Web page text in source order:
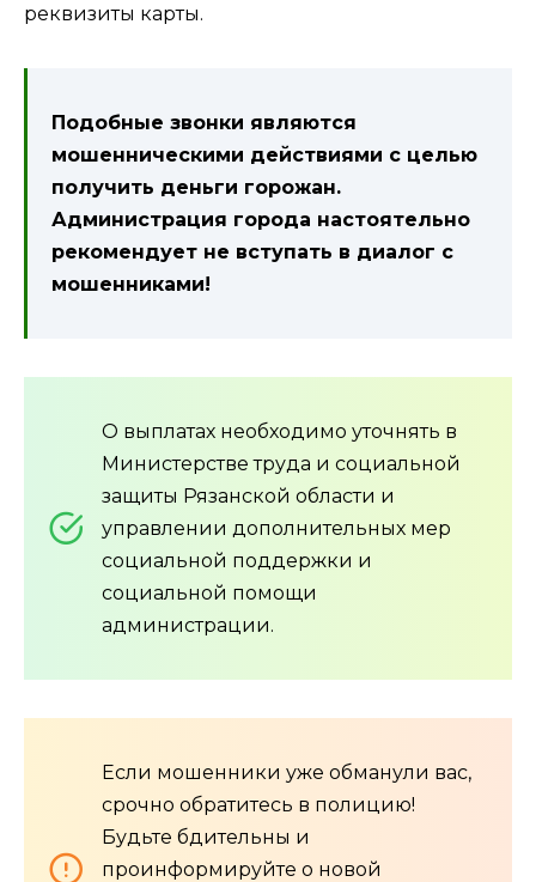
реквизиты карты.
Подобные звонки являются
мошенническими действиями с целью
получить деньги горожан.
Администрация города настоятельно
рекомендует не вступать в диалог с
мошенниками!
О выплатах необходимо уточнять в
Министерстве труда и социальной
защиты Рязанской области и
управлении дополнительных мер
социальной поддержки и
социальной помощи
администрации.
Если мошенники уже обманули вас,
срочно обратитесь в полицию!
Будьте бдительны и
проинформируйте о новой